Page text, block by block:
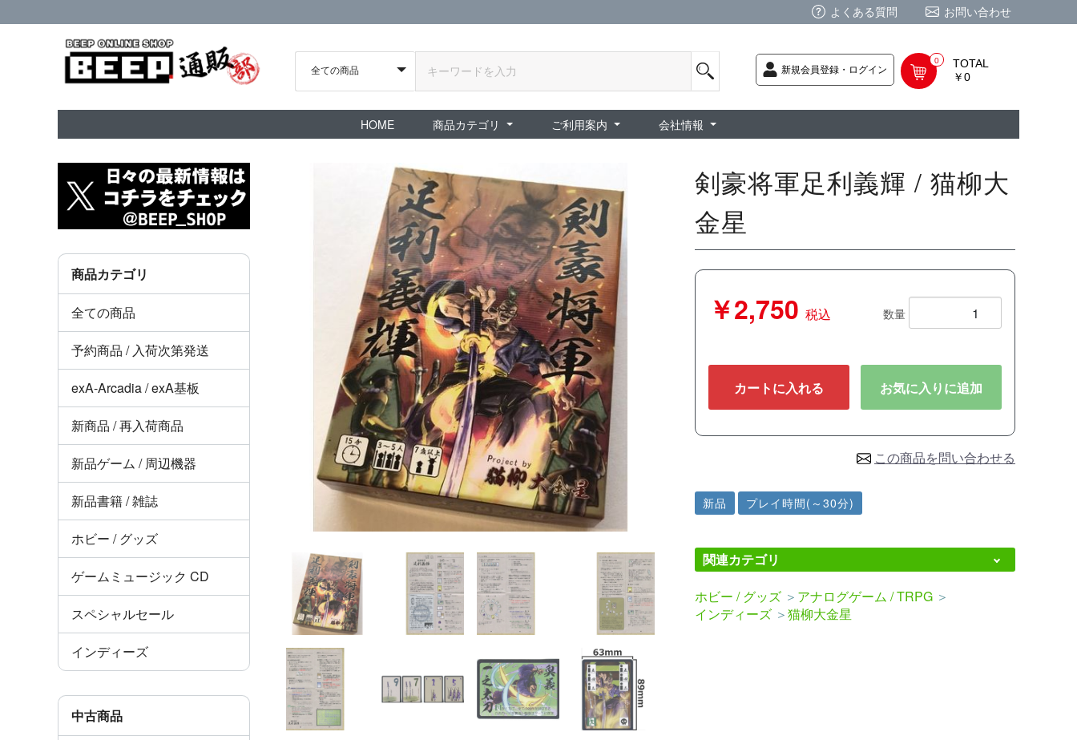
よくある質問 お問い合わせ
新規会員登録・ログイン
0
TOTAL
￥0
HOME
商品カテゴリ
ご利用案内
会社情報
商品カテゴリ
全ての商品
予約商品 / 入荷次第発送
exA-Arcadia / exA基板
新商品 / 再入荷商品
新品ゲーム / 周辺機器
新品書籍 / 雑誌
ホビー / グッズ
ゲームミュージック CD
スペシャルセール
インディーズ
中古商品
剣豪将軍足利義輝 / 猫柳大
金星
￥2,750 税込 数量
カートに入れる お気に入りに追加
この商品を問い合わせる
新品 プレイ時間(～30分)
関連カテゴリ
ホビー / グッズ ＞ アナログゲーム / TRPG ＞
インディーズ ＞猫柳大金星